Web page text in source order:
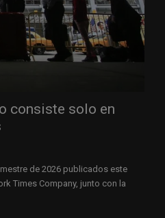
consiste solo en
de 2026 publicados este
Times Company, junto con la